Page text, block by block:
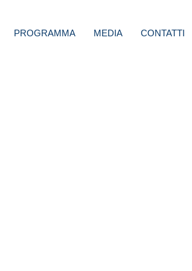
PROGRAMMA MEDIA CONTATTI